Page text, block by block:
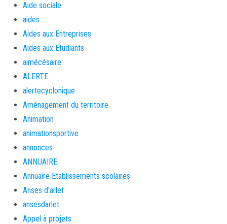
Aide sociale
aides
Aides aux Entreprises
Aides aux Etudiants
aimécésaire
ALERTE
alertecyclonique
Aménagement du territoire
Animation
animationsportive
annonces
ANNUAIRE
Annuaire Etablissements scolaires
Anses d'arlet
ansesdarlet
Appel à projets